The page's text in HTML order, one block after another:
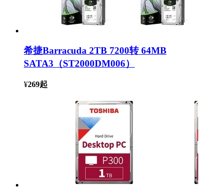
希捷Barracuda 2TB 7200转 64MB
SATA3（ST2000DM006）
¥269起